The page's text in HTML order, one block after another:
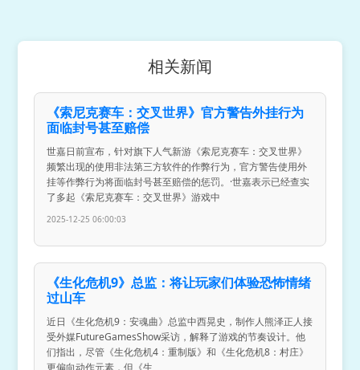
相关新闻
《索尼克赛车：交叉世界》官方警告外挂行为
面临封号甚至赔偿
世嘉日前宣布，针对旗下人气新游《索尼克赛车：交叉世界》
频繁出现的使用非法第三方软件的作弊行为，官方警告使用外
挂等作弊行为将面临封号甚至赔偿的惩罚。·世嘉表示已经查实
了多起《索尼克赛车：交叉世界》游戏中
2025-12-25 06:00:03
《生化危机9》总监：将让玩家们体验恐怖情绪
过山车
近日《生化危机9：安魂曲》总监中西晃史，制作人熊泽正人接
受外媒FutureGamesShow采访，解释了游戏的节奏设计。他
们指出，尽管《生化危机4：重制版》和《生化危机8：村庄》